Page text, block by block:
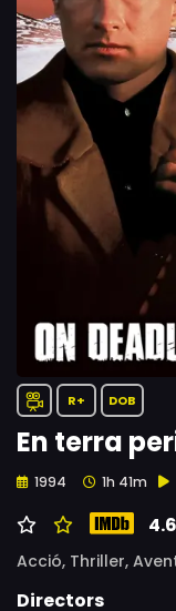
R+ DOB
En terra
1994 1h 41m
4.6
Acció, Thriller,
Directors